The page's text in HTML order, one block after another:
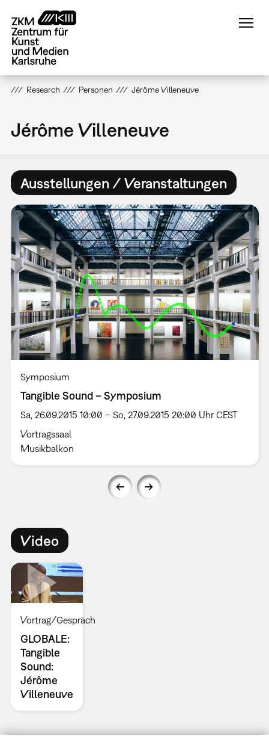
zum
Inhalt
Research Personen Jérôme Villeneuve
Jérôme Villeneuve
Ausstellungen / Veranstaltungen
Symposium
Tangible Sound – Symposium
Sa, 26.09.2015 10:00 – So, 27.09.2015 20:00 Uhr CEST
Vortragssaal
Musikbalkon
Video
Vortrag/Gespräch
GLOBALE:
Tangible
Sound:
Jérôme
Villeneuve